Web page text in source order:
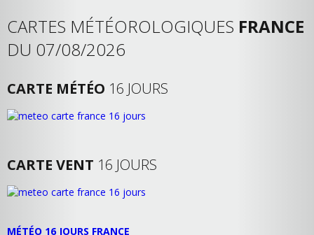
CARTES MÉTÉOROLOGIQUES FRANCE
DU 07/08/2026
CARTE MÉTÉO 16 JOURS
CARTE VENT 16 JOURS
MÉTÉO 16 JOURS FRANCE